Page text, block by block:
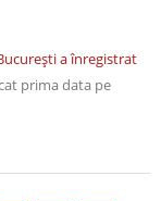
a înregistrat
prima data pe